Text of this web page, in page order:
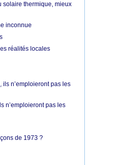
solaire thermique, mieux
inconnue
réalités locales
n’emploieront pas les
n’emploieront pas les
de 1973 ?